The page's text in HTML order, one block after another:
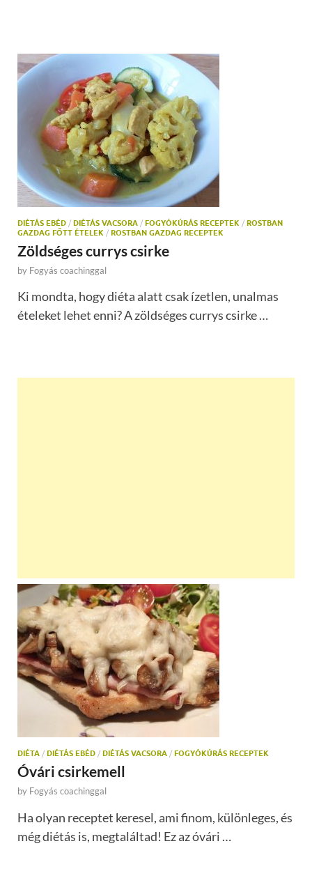
DIÉTÁS EBÉD / DIÉTÁS VACSORA / FOGYÓKÚRÁS RECEPTEK / ROSTBAN
GAZDAG FŐTT ÉTELEK / ROSTBAN GAZDAG RECEPTEK
Zöldséges currys csirke
by Fogyás coachinggal
Ki mondta, hogy diéta alatt csak ízetlen, unalmas
ételeket lehet enni? A zöldséges currys csirke …
DIÉTA / DIÉTÁS EBÉD / DIÉTÁS VACSORA / FOGYÓKÚRÁS RECEPTEK
Óvári csirkemell
by Fogyás coachinggal
Ha olyan receptet keresel, ami finom, különleges, és
még diétás is, megtaláltad! Ez az óvári …